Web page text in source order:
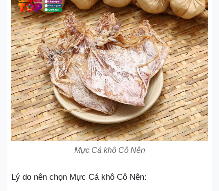
Mực Cá khô Cô Nên
Lý do nên chọn Mực Cá khô Cô Nên: